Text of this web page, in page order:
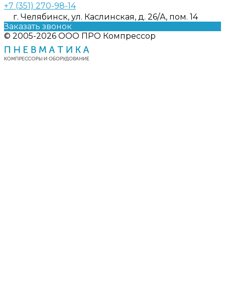
+7 (351) 270-98-14
г. Челябинск, ул. Каслинская, д. 26/А, пом. 14
Заказать звонок
© 2005-2026 ООО ПРО Компрессор